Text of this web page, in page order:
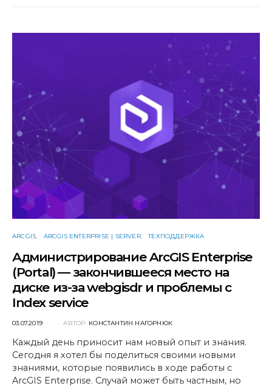
ARCGIS ARCGIS ENTERPRISE | SERVER ТЕХПОДДЕРЖКА
Администрирование ArcGIS Enterprise
(Portal) — закончившееся место на
диске из-за webgisdr и проблемы с
Index service
POSTED
03.07.2019 АВТОР: КОНСТАНТИН НАГОРНЮК
Каждый день приносит нам новый опыт и знания.
Cегодня я хотел бы поделиться своими новыми
знаниями, которые появились в ходе работы c
ArcGIS Enterprise. Случай может быть частным, но